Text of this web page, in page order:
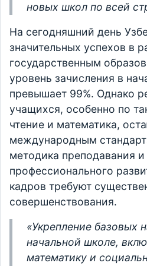
новых школ по всей
На сегодняшний день
значительных успехов в
государственным
уровень зачисления в
превышает 99%. Однако
учащихся, особенно по
чтение и математика,
международным
методика преподавания
профессионального
кадров требуют
совершенствования.
«Укрепление базовых
начальной школе,
математику и